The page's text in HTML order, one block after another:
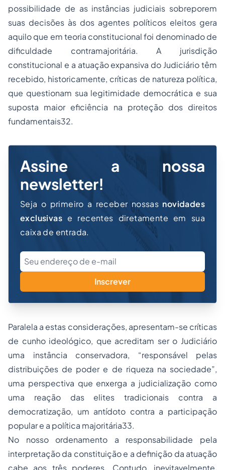
possibilidade de as instâncias judiciais sobreporem
suas decisões às dos agentes políticos eleitos gera
aquilo que em teoria constitucional foi denominado de
dificuldade contramajoritária. A jurisdição
constitucional e a atuação expansiva do Judiciário têm
recebido, historicamente, críticas de natureza política,
que questionam sua legitimidade democrática e sua
suposta maior eficiência na proteção dos direitos
fundamentais32.
Assine a nossa
newsletter!
Seja o primeiro a receber nossas novidades
exclusivas e recentes diretamente em sua
caixa de entrada.
Inscrever
Paralela a estas considerações, apresentam-se críticas
de cunho ideológico, que acreditam ser o Judiciário
uma instância conservadora, “responsável pelas
distribuições de poder e de riqueza na sociedade”,
uma perspectiva que enxerga a judicialização como
uma reação das elites tradicionais contra a
democratização, um antídoto contra a participação
popular e a política majoritária33.
No nosso ordenamento a responsabilidade pela
interpretação da constituição e a definição da atuação
cabe aos três poderes. Contudo, inevitavelmente,